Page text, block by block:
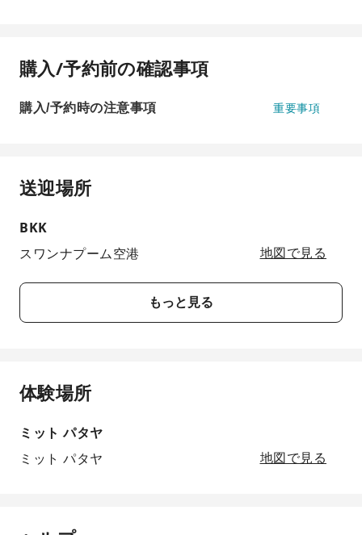
購入/予約前の確認事項
購入/予約時の注意事項 重要事項
送迎場所
BKK
スワンナプーム空港
地図で見る
もっと見る
体験場所
ミット パタヤ
ミット パタヤ
地図で見る